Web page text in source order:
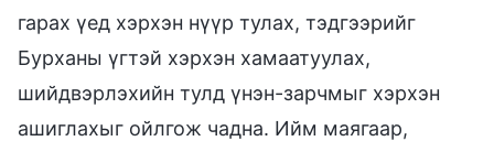
гарах үед хэрхэн нүүр тулах, тэдгээрийг
Бурханы үгтэй хэрхэн хамаатуулах,
шийдвэрлэхийн тулд үнэн-зарчмыг хэрхэн
ашиглахыг ойлгож чадна. Ийм маягаар,